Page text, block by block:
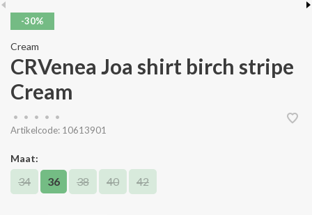
-30%
Cream
CRVenea Joa shirt birch stripe
Cream
• • • •
•
Artikelcode: 10613901
Maat:
34 36 38 40 42